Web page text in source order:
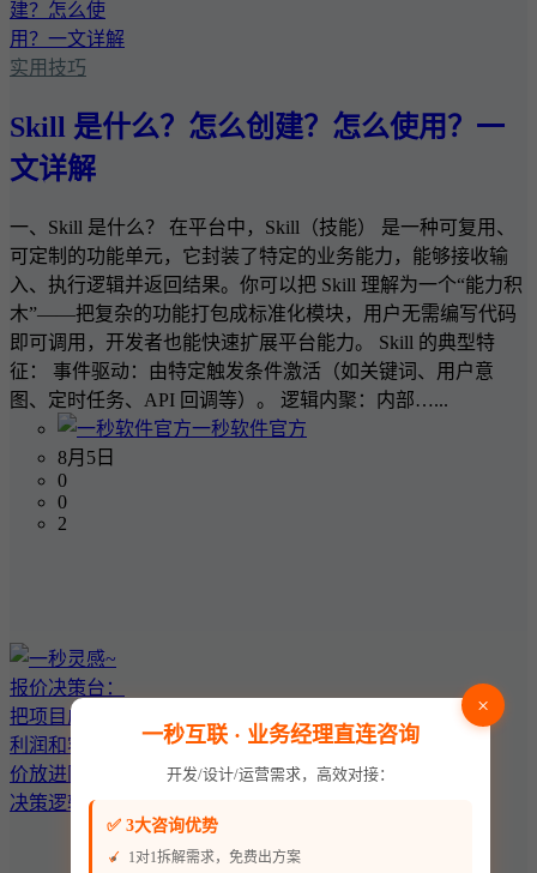
实用技巧
Skill 是什么？怎么创建？怎么使用？一
文详解
一、Skill 是什么？ 在平台中，Skill（技能） 是一种可复用、
可定制的功能单元，它封装了特定的业务能力，能够接收输
入、执行逻辑并返回结果。你可以把 Skill 理解为一个“能力积
木”——把复杂的功能打包成标准化模块，用户无需编写代码
即可调用，开发者也能快速扩展平台能力。 Skill 的典型特
征： 事件驱动：由特定触发条件激活（如关键词、用户意
图、定时任务、API 回调等）。 逻辑内聚：内部…...
一秒软件官方
8月5日
0
0
2
×
一秒互联 · 业务经理直连咨询
开发/设计/运营需求，高效对接：
✅ 3大咨询优势
1对1拆解需求，免费出方案